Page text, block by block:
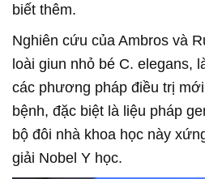
biết thêm.
Nghiên cứu của Ambros và
loài giun nhỏ bé C. elegans,
các phương pháp điều trị
bệnh, đặc biệt là liệu pháp
bộ đôi nhà khoa học này
giải Nobel Y học.